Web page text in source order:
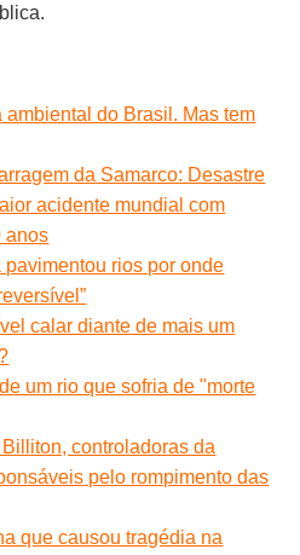
ambiental do Brasil. Mas tem
da Samarco: Desastre
acidente mundial com
anos
pavimentou rios por onde
calar diante de mais um
um rio que sofria de "morte
controladoras da
pelo rompimento das
que causou tragédia na